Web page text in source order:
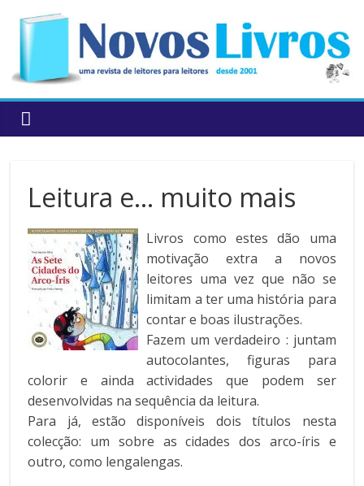
content
Leitura e… muito mais
Livros como estes dão uma
motivação extra a novos
leitores uma vez que não se
limitam a ter uma história para
contar e boas ilustrações.
Fazem um verdadeiro : juntam
autocolantes, figuras para
colorir e ainda actividades que podem ser
desenvolvidas na sequência da leitura.
Para já, estão disponíveis dois títulos nesta
colecção: um sobre as cidades dos arco-íris e
outro, como lengalengas.